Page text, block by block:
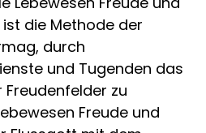
die Methode der
durch
und Tugenden das
zu
Freude und